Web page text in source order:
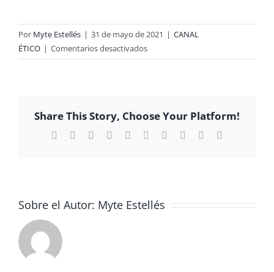
Por Myte Estellés | 31 de mayo de 2021 | CANAL
ÉTICO | Comentarios desactivadosen
ENHORABUENA
Share This Story, Choose Your Platform!
Facebook Reddit LinkedInWhatsApp
TumblrPinterest Xing
Sobre el Autor: Myte Estellés